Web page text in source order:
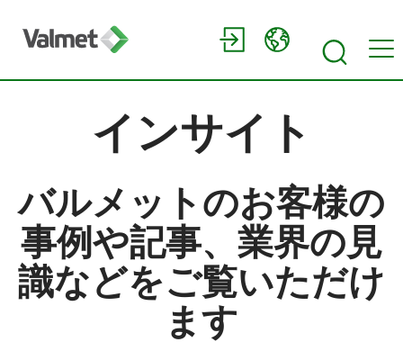
インサイト
バルメットのお客様の
事例や記事、業界の見
識などをご覧いただけ
ます